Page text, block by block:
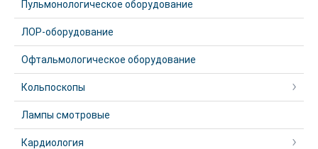
Пульмонологическое оборудование
ЛОР-оборудование
Офтальмологическое оборудование
Кольпоскопы
Лампы смотровые
Кардиология